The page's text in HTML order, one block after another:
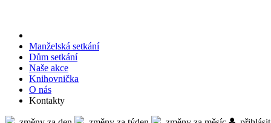
Manželská setkání
Dům setkání
Naše akce
Knihov­nička
O nás
Kontakty